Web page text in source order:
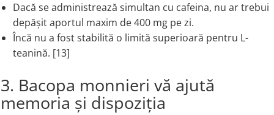
Dacă se administrează simultan cu cafeina, nu ar trebui
depășit aportul maxim de 400 mg pe zi.
Încă nu a fost stabilită o limită superioară pentru L-
teanină. [13]
3. Bacopa monnieri vă ajută
memoria și dispoziția